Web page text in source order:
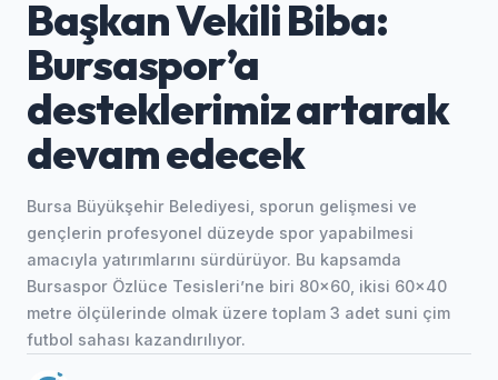
Başkan Vekili Biba:
Bursaspor’a
desteklerimiz artarak
devam edecek
Bursa Büyükşehir Belediyesi, sporun gelişmesi ve
gençlerin profesyonel düzeyde spor yapabilmesi
amacıyla yatırımlarını sürdürüyor. Bu kapsamda
Bursaspor Özlüce Tesisleri’ne biri 80x60, ikisi 60x40
metre ölçülerinde olmak üzere toplam 3 adet suni çim
futbol sahası kazandırılıyor.